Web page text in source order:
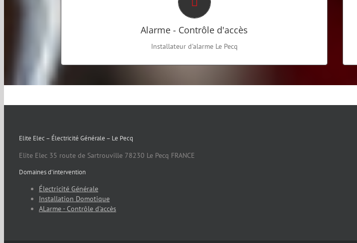
Alarme - Contrôle d'accès
Installateur d'alarme Le Pecq
Elite ELec a référencé une liste complète de détecteurs d’alarme qui permettront
de répondre à toutes les situations
Elite Elec – Électricité Générale – Le Pecq
Elite Elec 35 route de Sartrouville 78230 Le Pecq FRANCE
Domaines d’intervention
Électricité Générale
Installation Domotique
ALarme - Contrôle d'accès